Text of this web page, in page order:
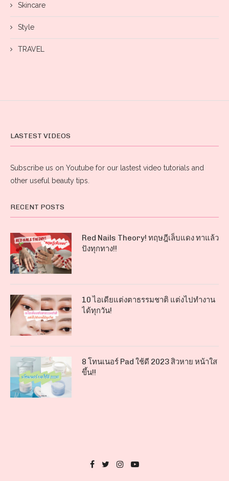
Skincare
Style
TRAVEL
LASTEST VIDEOS
Subscribe us on Youtube for our lastest video tutorials and
other useful beauty tips.
RECENT POSTS
Red Nails Theory! ทฤษฎีเล็บแดง ทาแล้ว
ปังทุกทาง!!
10 ไอเดียแต่งตาธรรมชาติ แต่งไปทำงาน
ได้ทุกวัน!
8 โทนเนอร์ Pad ใช้ดี 2023 สิวหาย หน้าใส
ขึ้น!!